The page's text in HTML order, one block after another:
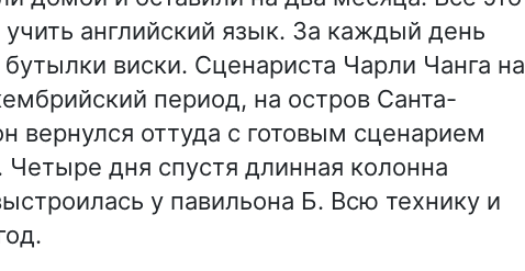
английский язык. За каждый день
виски. Сценариста Чарли Чанга на
период, на остров Санта-
вернулся оттуда с готовым сценарием
дня спустя длинная колонна
у павильона Б. Всю технику и